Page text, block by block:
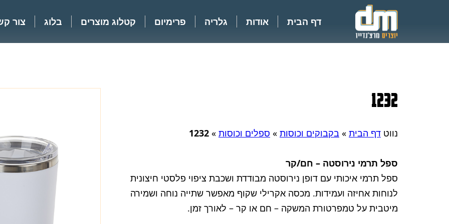
דף הבית אודות גלריה פרימיום קטלוג מוצרים בלוג צור
1232
נווט דף הבית » בקבוקים וכוסות » ספלים וכוסות »
1232
ספל תרמי נירוסטה – חם/קר
ספל תרמי איכותי עם דופן נירוסטה מבודדת ושכבת ציפוי פלסטי חיצונית
לנוחות אחיזה ועמידות. מכסה אקרילי שקוף מאפשר שתייה נוחה ושמירה
מיטבית על טמפרטורת המשקה – חם או קר – לאורך זמן.